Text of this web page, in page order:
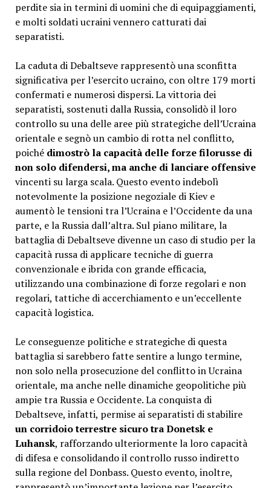
perdite sia in termini di uomini che di equipaggiamenti,
e molti soldati ucraini vennero catturati dai
separatisti.
La caduta di Debaltseve rappresentò una sconfitta
significativa per l’esercito ucraino, con oltre 179 morti
confermati e numerosi dispersi. La vittoria dei
separatisti, sostenuti dalla Russia, consolidò il loro
controllo su una delle aree più strategiche dell’Ucraina
orientale e segnò un cambio di rotta nel conflitto,
poiché dimostrò la capacità delle forze filorusse di
non solo difendersi, ma anche di lanciare offensive
vincenti su larga scala. Questo evento indebolì
notevolmente la posizione negoziale di Kiev e
aumentò le tensioni tra l’Ucraina e l’Occidente da una
parte, e la Russia dall’altra. Sul piano militare, la
battaglia di Debaltseve divenne un caso di studio per la
capacità russa di applicare tecniche di guerra
convenzionale e ibrida con grande efficacia,
utilizzando una combinazione di forze regolari e non
regolari, tattiche di accerchiamento e un’eccellente
capacità logistica.
Le conseguenze politiche e strategiche di questa
battaglia si sarebbero fatte sentire a lungo termine,
non solo nella prosecuzione del conflitto in Ucraina
orientale, ma anche nelle dinamiche geopolitiche più
ampie tra Russia e Occidente. La conquista di
Debaltseve, infatti, permise ai separatisti di stabilire
un corridoio terrestre sicuro tra Donetsk e
Luhansk, rafforzando ulteriormente la loro capacità
di difesa e consolidando il controllo russo indiretto
sulla regione del Donbass. Questo evento, inoltre,